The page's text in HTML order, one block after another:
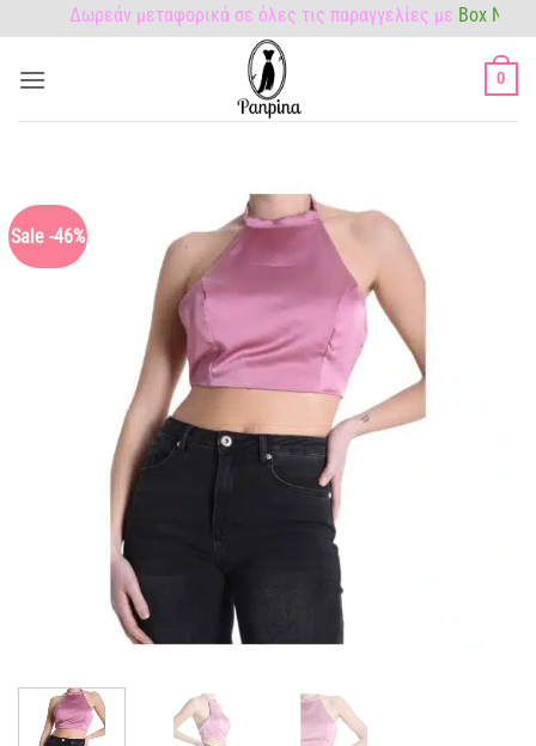
Μετάβαση
στο
περιεχόμενο
Δωρεάν μεταφορικά σε όλες τις παραγγελίες με Box Now!
0
Sale -46%